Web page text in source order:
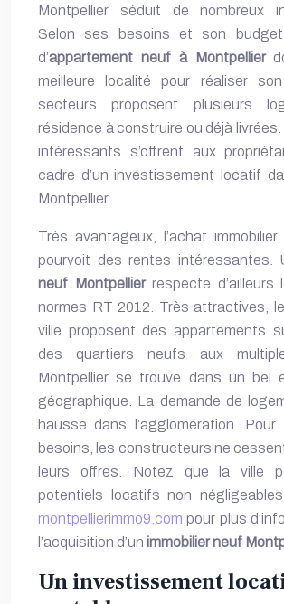
Montpellier séduit de nombreux
Selon ses besoins et son budget,
d’appartement neuf à Montpellier
meilleure localité pour réaliser
secteurs proposent plusieurs
résidence à construire ou déjà
intéressants s’offrent aux
cadre d’un investissement locatif
Montpellier.
Très avantageux, l’achat
pourvoit des rentes intéressantes.
neuf Montpellierrespecte d’ailleurs
normes RT 2012. Très attractives,
ville proposent des appartements
des quartiers neufs aux
Montpellier se trouve dans un bel
géographique. La demande de
hausse dans l’agglomération.
besoins, les constructeurs ne
leurs offres. Notez que la ville
potentiels locatifs non
montpellierimmo9.com pour plus
l’acquisition d’un immobilier neuf
Un investissement